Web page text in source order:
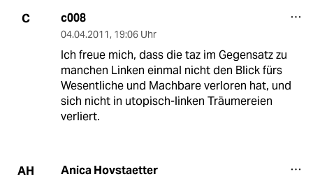
C c008
04.04.2011, 19:06 Uhr
Ich freue mich, dass die taz im Gegensatz zu
manchen Linken einmal nicht den Blick fürs
Wesentliche und Machbare verloren hat, und
sich nicht in utopisch-linken Träumereien
verliert.
AH Anica Hovstaetter